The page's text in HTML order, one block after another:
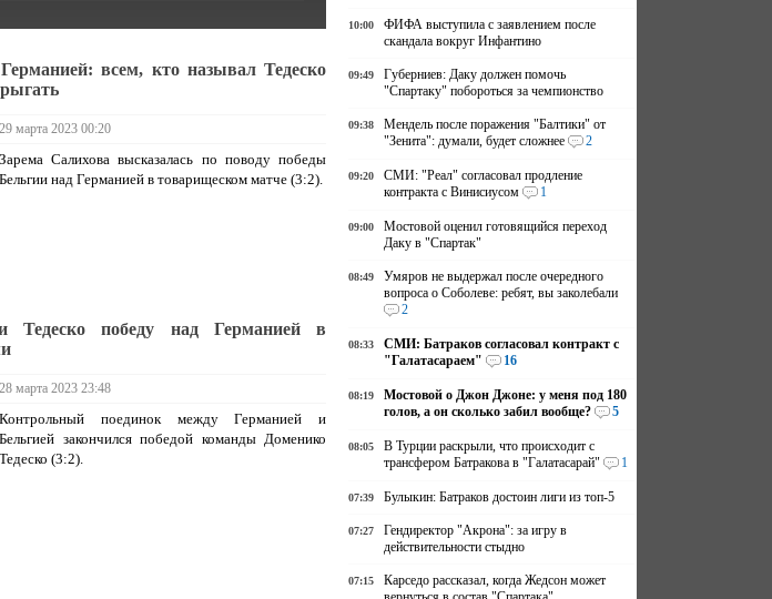
всем, кто называл Тедеско
29 марта 2023 00:20
Зарема Салихова высказалась по поводу победы
Бельгии над Германией в товарищеском матче (3:2).
победу над Германией в
28 марта 2023 23:48
Контрольный поединок между Германией и
Бельгией закончился победой команды Доменико
Тедеско (3:2).
10:00
ФИФА выступила с заявлением после
скандала вокруг Инфантино
09:49
Губерниев: Даку должен помочь
"Спартаку" побороться за чемпионство
09:38
Мендель после поражения "Балтики" от
"Зенита": думали, будет сложнее
2
09:20
СМИ: "Реал" согласовал продление
контракта с Винисиусом
1
09:00
Мостовой оценил готовящийся переход
Даку в "Спартак"
08:49
Умяров не выдержал после очередного
вопроса о Соболеве: ребят, вы заколебали
2
08:33
СМИ: Батраков согласовал контракт с
"Галатасараем"
16
08:19
Мостовой о Джон Джоне: у меня под 180
голов, а он сколько забил вообще?
5
08:05
В Турции раскрыли, что происходит с
трансфером Батракова в "Галатасарай"
1
07:39 Булыкин: Батраков достоин лиги из топ-5
07:27
Гендиректор "Акрона": за игру в
действительности стыдно
07:15
Карседо рассказал, когда Жедсон может